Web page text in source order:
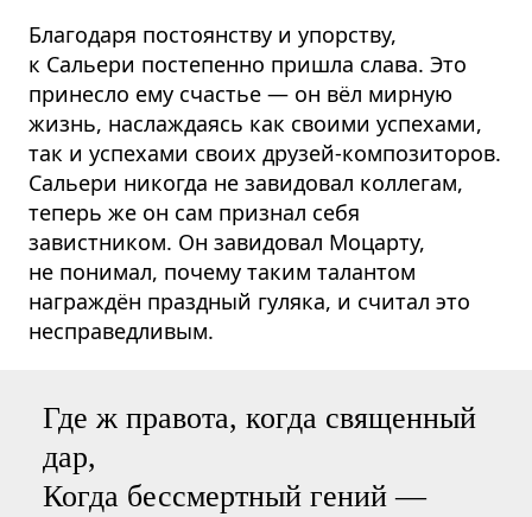
Благодаря постоянству и упорству,
к Сальери постепенно пришла слава. Это
принесло ему счастье — он вёл мирную
жизнь, наслаждаясь как своими успехами,
так и успехами своих друзей-композиторов.
Сальери никогда не завидовал коллегам,
теперь же он сам признал себя
завистником. Он завидовал Моцарту,
не понимал, почему таким талантом
награждён праздный гуляка, и считал это
несправедливым.
Где ж правота, когда священный
дар,
Когда бессмертный гений —